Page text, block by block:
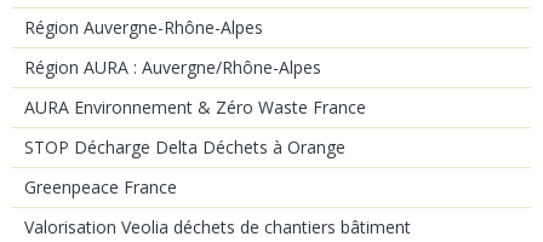
Région Auvergne-Rhône-Alpes
Région AURA : Auvergne/Rhône-Alpes
AURA Environnement & Zéro Waste France
STOP Décharge Delta Déchets à Orange
Greenpeace France
Valorisation Veolia déchets de chantiers bâtiment